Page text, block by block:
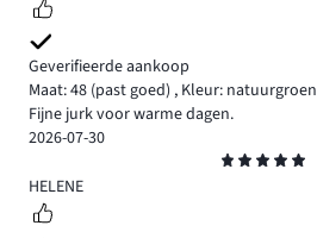
Geverifieerde aankoop
Maat: 48 (past goed) , Kleur: natuurgroen
Fijne jurk voor warme dagen.
2026-07-30
5
HELENE